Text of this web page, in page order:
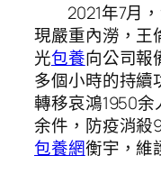
2021年7月
現嚴重內澇，王
光包養向公司報
多個小時的持續
轉移哀鴻1950余
余件，防疫消殺
包養網衡宇，維